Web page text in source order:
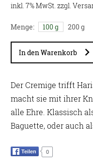
inkl. 7% MwSt. zzgl.
Menge: 100 g 200 g
In den Warenkorb
Der Cremige trifft
macht sie mit ihrer
alle Ehre. Klassisch
Baguette, oder auch
Teilen 0